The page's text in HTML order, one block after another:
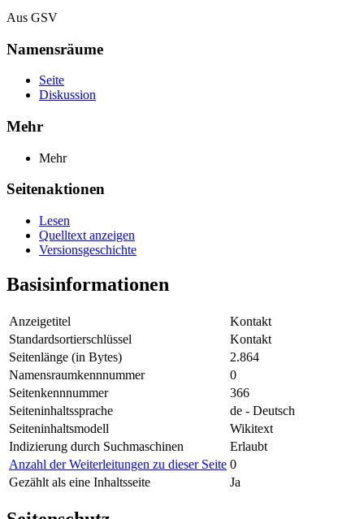
Aus GSV
Namensräume
Seite
Diskussion
Mehr
Mehr
Seitenaktionen
Lesen
Quelltext anzeigen
Versionsgeschichte
Basisinformationen
Anzeigetitel
Kontakt
Standardsortierschlüssel
Kontakt
Seitenlänge (in Bytes)
2.864
Namensraumkennnummer
0
Seitenkennnummer
366
Seiteninhaltssprache
de - Deutsch
Seiteninhaltsmodell
Wikitext
Indizierung durch Suchmaschinen
Erlaubt
Anzahl der Weiterleitungen zu dieser Seite 0
Gezählt als eine Inhaltsseite
Ja